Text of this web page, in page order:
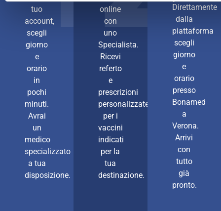
tuo
account,
scegli
giorno
e
orario
in
pochi
minuti.
Avrai
un
medico
specializzato
a tua
disposizione.
online
con
uno
Specialista.
Ricevi
referto
e
prescrizioni
personalizzate
per i
vaccini
indicati
per la
tua
destinazione.
Direttamente
dalla
piattaforma
scegli
giorno
e
orario
presso
Bonamed
a
Verona.
Arrivi
con
tutto
già
pronto.